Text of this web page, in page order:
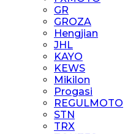
GR
GROZA
Hengjian
JHL
KAYO
KEWS
Mikilon
Progasi
REGULMOTO
STN
TRX